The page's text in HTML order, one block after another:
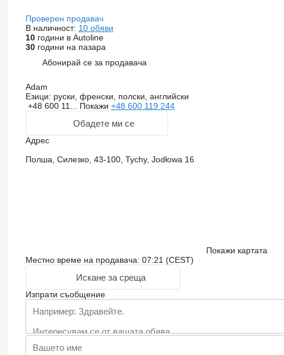
Проверен продавач
В наличност: 10 обяви
10години в Autoline
30години на пазара
Абонирай се за продавача
Adam
Езици: руски, френски, полски, английски
+48 600 11... Покажи +48 600 119 244
Обадете ми се
Адрес
Полша, Силезко, 43-100, Tychy, Jodłowa 16
Покажи картата
Местно време на продавача: 07:21 (CEST)
Искане за среща
Изпрати съобщение